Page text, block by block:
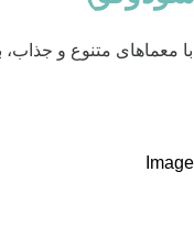
با معماهای متنوع و